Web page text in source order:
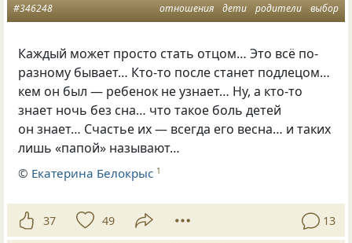
отношения дети родители выбор
#346248
Каждый может просто стать отцом… Это всё по-
разному бывает… Кто-то после станет подлецом…
кем он был — ребенок не узнает… Ну, а кто-то
знает ночь без сна… что такое боль детей
он знает… Счастье их — всегда его весна… и таких
лишь «папой» называют…
© Екатерина Белокрыс 1
37 49 13